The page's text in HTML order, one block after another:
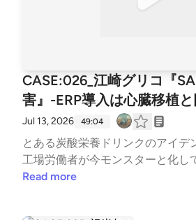
CASE:026_江崎グリコ『
害』-ERP導入は心臓移植
Jul 13, 2026 49:04
とある炭酸栄養ドリンクのアイデ
工場労働者が今モンスターと化し
きり笑った後、２つのお菓子メー
Read more